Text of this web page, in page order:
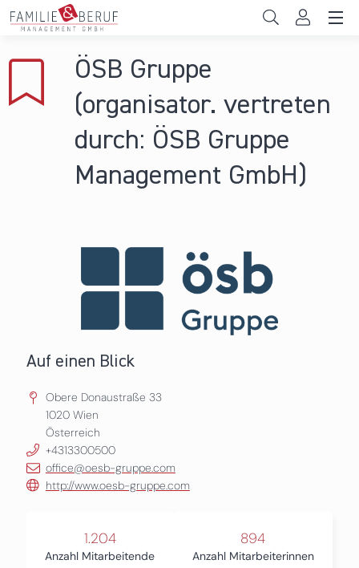
Direkt zum Inhalt
Unternehmen
Gemeinden
Persönliche Vereinbarkeit
ÖSB Gruppe
(organisator. vertreten
durch: ÖSB Gruppe
Management GmbH)
Auf einen Blick
Obere Donaustraße 33
1020 Wien
Österreich
+4313300500
office@oesb-gruppe.com
http://www.oesb-gruppe.com
1.204
Anzahl Mitarbeitende
894
Anzahl Mitarbeiterinnen